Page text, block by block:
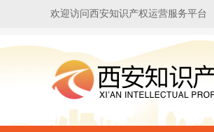
欢迎访问西安知识产权运营服务平台